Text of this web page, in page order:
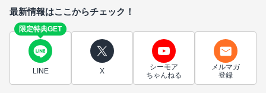
最新情報はここからチェック！
限定特典GET
LINE X
シーモア
ちゃんねる
メルマガ
登録